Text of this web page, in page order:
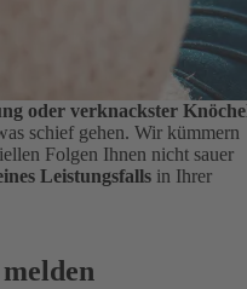
oder verknackster
schief gehen. Wir kümmern
Folgen Ihnen nicht sauer
Leistungsfalls in Ihrer